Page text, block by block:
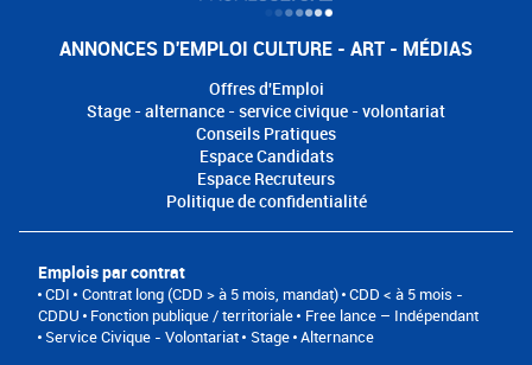
ANNONCES D'EMPLOI CULTURE - ART - MÉDIAS
Offres d'Emploi
Stage - alternance - service civique - volontariat
Conseils Pratiques
Espace Candidats
Espace Recruteurs
Politique de confidentialité
Emplois par contrat
CDI Contrat long (CDD > à 5 mois, mandat) CDD < à 5 mois -
CDDU
Fonction publique / territoriale
Free lance – Indépendant
Service Civique - Volontariat
Stage Alternance